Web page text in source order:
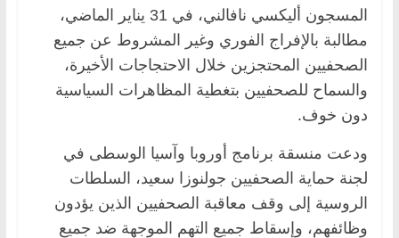
المسجون أليكسي نافالني، في 31 يناير الماضي،
مطالبة بالإفراج الفوري وغير المشروط عن جميع
الصحفيين المحتجزين خلال الاحتجاجات الأخيرة،
والسماح للصحفيين بتغطية المظاهرات السياسية
دون خوف.
ودعت منسقة برنامج أوروبا وآسيا الوسطى في
لجنة حماية الصحفيين جولنوزا سعيد، السلطات
الروسية إلى وقف معاقبة الصحفيين الذين يؤدون
وظائفهم، وإسقاط جميع التهم الموجهة ضد جميع